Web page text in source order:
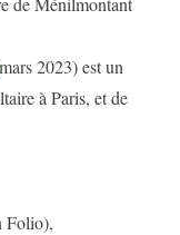
2023) est un
à Paris, et de
Folio),